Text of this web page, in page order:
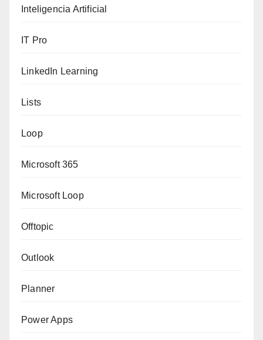
Inteligencia Artificial
IT Pro
LinkedIn Learning
Lists
Loop
Microsoft 365
Microsoft Loop
Offtopic
Outlook
Planner
Power Apps